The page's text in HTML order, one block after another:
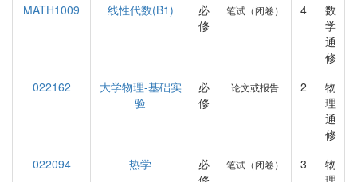
MATH1009
线性代数(B1)
必
修
笔试（闭卷） 4
数
学
通
修
022162
大学物理-基础实
验
必
修
论文或报告 2
物
理
通
修
022094
热学
必
笔试（闭卷） 3
物